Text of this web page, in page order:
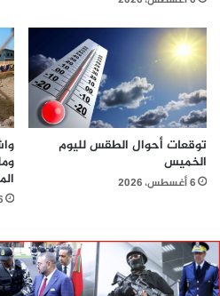
توقعات أحوال الطقس لليوم
الخميس
6 أغسطس، 2026
6